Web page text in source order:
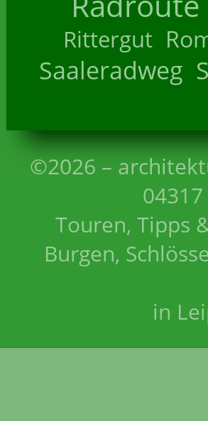
Rittergut
Saaleradweg
©2026 –
Touren, Tipps
Burgen,
in